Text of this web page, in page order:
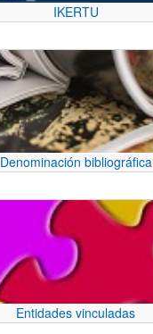
IKERTU
Denominación bibliográfica
Entidades vinculadas